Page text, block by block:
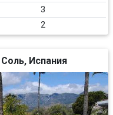
3
2
Испания